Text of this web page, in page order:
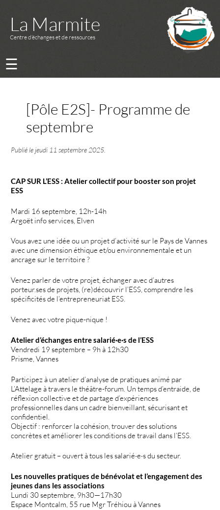
La Marmite
Centre d’échanges et de ressources
☰
[Pôle E2S]- Programme de
septembre
Publié le jeudi 11 septembre 2025
CAP SUR L’ESS : Atelier collectif pour booster son projet
ESS
Mardi 16 septembre, 12h-14h
Argoët info services, Elven
Vous avez une idée ou un projet d’activité sur le Pays de Vannes
avec une dimension éthique et/ou environnementale et un
ancrage sur le territoire ?
Venez parler de votre projet, échanger avec d’autres
porteur.ses de projets, (re)découvrir l’ESS, comprendre les
spécificités de l’entrepreneuriat ESS.
Venez avec votre pique-nique !
Atelier d’échanges entre salarié·e·s de l’ESS
Vendredi 19 septembre – 9h à 12h30
Prisme, Vannes
Participez à un atelier d’analyse de pratiques animé par
L’Attelage à travers le théâtre-forum. Un temps d’entraide, de
réflexion collective et de partage d’expériences
professionnelles dans un cadre bienveillant, sécurisant et
confidentiel.
Objectif : renforcer la cohésion, trouver des solutions
concrètes et améliorer les conditions de travail dans l’ESS.
Atelier gratuit – ouvert à tous les salarié·e·s du secteur.
Les nouvelles pratiques de bénévolat et l’engagement des
jeunes dans les associations
Lundi 30 septembre, 9h30—17h30
Espace Montcalm, 55 rue Mgr Tréhiou à Vannes